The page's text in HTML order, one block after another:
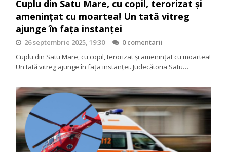
Cuplu din Satu Mare, cu copil, terorizat și
amenințat cu moartea! Un tată vitreg
ajunge în fața instanței
26 septembrie 2025, 19:30
0 comentarii
Cuplu din Satu Mare, cu copil, terorizat și amenințat cu moartea!
Un tată vitreg ajunge în fața instanței. Judecătoria Satu…